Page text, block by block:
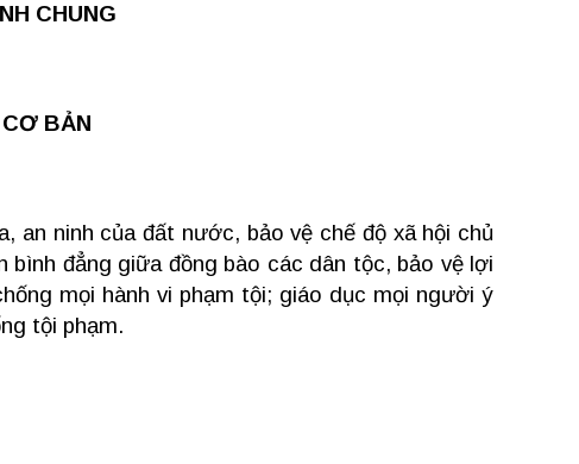
CHUNG
BẢN
an ninh của đất nước, bảo vệ chế độ xã hội chủ
đẳng giữa đồng bào các dân tộc, bảo vệ lợi
mọi hành vi phạm tội; giáo dục mọi người ý
tội phạm.